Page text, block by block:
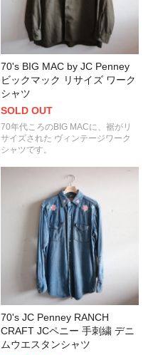
70's BIG MAC by JC Penney
ビックマック リサイズ ワーク
シャツ
SOLD OUT
70年代ころのBIG MACに、裾がリ
サイズされた ヴィンテージワーク
シャツです。
70's JC Penney RANCH
CRAFT JCペニー 手刺繍 デニ
ムウエスタンシャツ